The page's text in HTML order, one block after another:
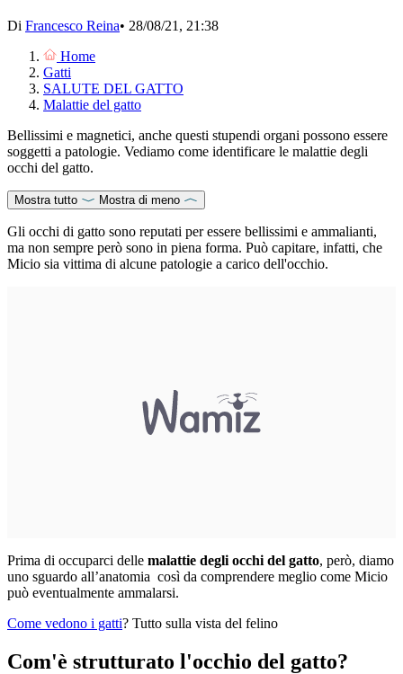
Di Francesco Reina• 28/08/21, 21:38
Home
Gatti
SALUTE DEL GATTO
Malattie del gatto
Bellissimi e magnetici, anche questi stupendi organi possono essere
soggetti a patologie. Vediamo come identificare le malattie degli
occhi del gatto.
Mostra tutto Mostra di meno
Gli occhi di gatto sono reputati per essere bellissimi e ammalianti,
ma non sempre però sono in piena forma. Può capitare, infatti, che
Micio sia vittima di alcune patologie a carico dell'occhio.
Prima di occuparci delle malattie degli occhi del gatto, però, diamo
uno sguardo all’anatomia così da comprendere meglio come Micio
può eventualmente ammalarsi.
Come vedono i gatti? Tutto sulla vista del felino
Com'è strutturato l'occhio del gatto?